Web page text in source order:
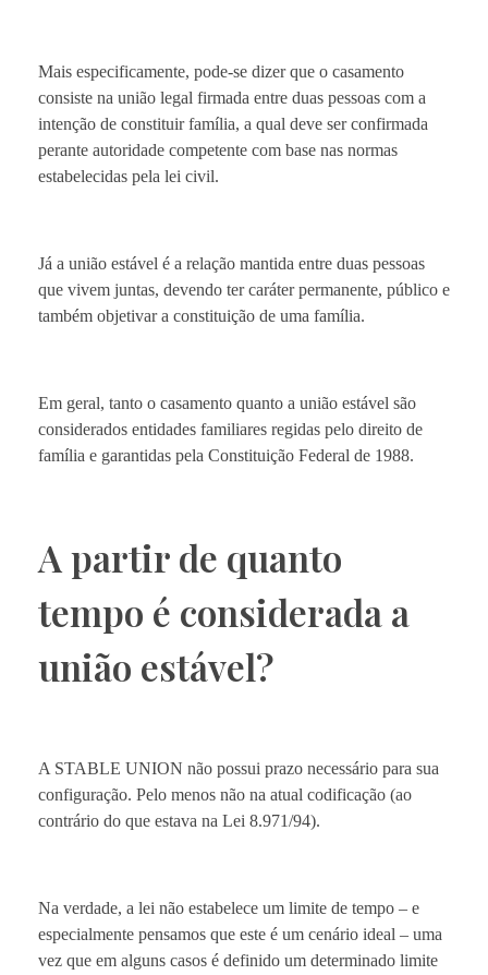
Mais especificamente, pode-se dizer que o casamento
consiste na união legal firmada entre duas pessoas com a
intenção de constituir família, a qual deve ser confirmada
perante autoridade competente com base nas normas
estabelecidas pela lei civil.
Já a união estável é a relação mantida entre duas pessoas
que vivem juntas, devendo ter caráter permanente, público e
também objetivar a constituição de uma família.
Em geral, tanto o casamento quanto a união estável são
considerados entidades familiares regidas pelo direito de
família e garantidas pela Constituição Federal de 1988.
A partir de quanto
tempo é considerada a
união estável?
A STABLE UNION não possui prazo necessário para sua
configuração. Pelo menos não na atual codificação (ao
contrário do que estava na Lei 8.971/94).
Na verdade, a lei não estabelece um limite de tempo – e
especialmente pensamos que este é um cenário ideal – uma
vez que em alguns casos é definido um determinado limite